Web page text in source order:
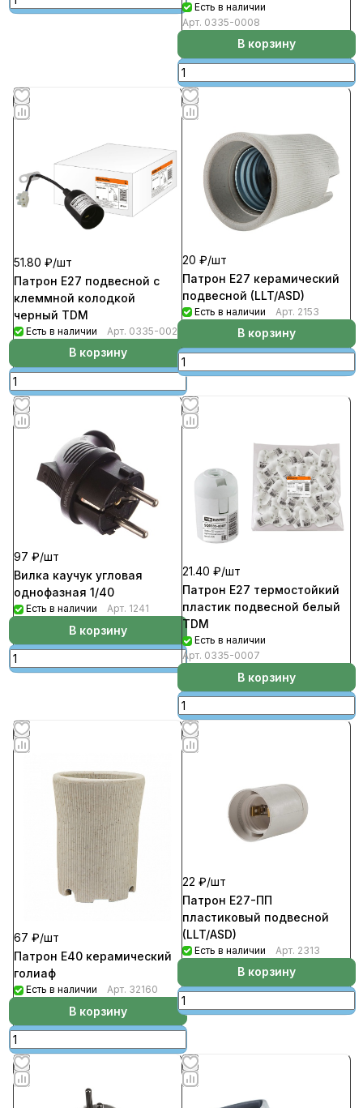
Есть в наличии
Арт. 0335-0008
В корзину
51.80 ₽/шт
Патрон Е27 подвесной с
клеммной колодкой
черный TDM
Есть в наличии Арт. 0335-0021
В корзину
20 ₽/шт
Патрон Е27 керамический
подвесной (LLT/ASD)
Есть в наличии Арт. 2153
В корзину
97 ₽/шт
Вилка каучук угловая
однофазная 1/40
Есть в наличии Арт. 1241
В корзину
21.40 ₽/шт
Патрон Е27 термостойкий
пластик подвесной белый
TDM
Есть в наличии
Арт. 0335-0007
В корзину
67 ₽/шт
Патрон Е40 керамический
голиаф
Есть в наличии Арт. 32160
В корзину
22 ₽/шт
Патрон Е27-ПП
пластиковый подвесной
(LLT/ASD)
Есть в наличии Арт. 2313
В корзину